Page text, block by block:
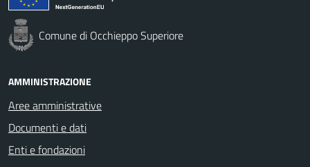
Comune di Occhieppo Superiore
AMMINISTRAZIONE
Aree amministrative
Documenti e dati
Enti e fondazioni